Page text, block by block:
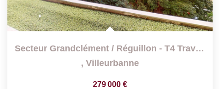
Secteur Grandclément / Réguillon - T4 Traversant Et Sans...
, Villeurbanne
279 000 €